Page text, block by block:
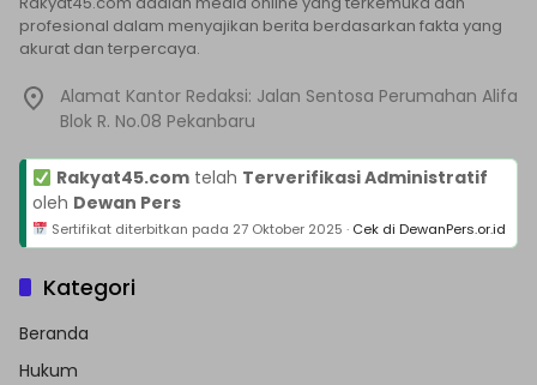
profesional dalam menyajikan berita berdasarkan fakta yang
akurat dan terpercaya.
Alamat Kantor Redaksi: Jalan Sentosa Perumahan Alifa
Blok R. No.08 Pekanbaru
Rakyat45.comtelah Terverifikasi Administratif
oleh Dewan Pers
Sertifikat diterbitkan pada 27 Oktober 2025 · Cek di DewanPers.or.id
Kategori
Beranda
Hukum